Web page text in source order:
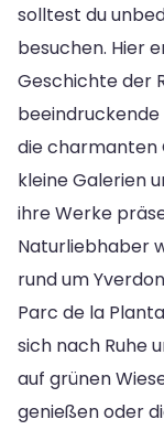
solltest du
besuchen. Hier
Geschichte der
die charmanten
kleine Galerien
ihre Werke
Naturliebhaber
rund um
Parc de la
sich nach Ruhe
auf grünen
genießen oder